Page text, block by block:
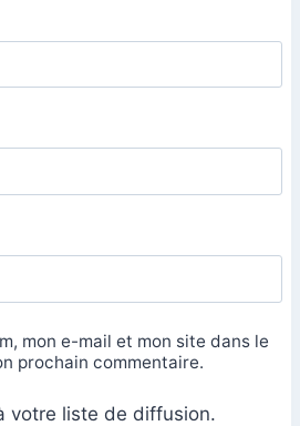
mon e-mail et mon site dans le
prochain commentaire.
votre liste de diffusion.